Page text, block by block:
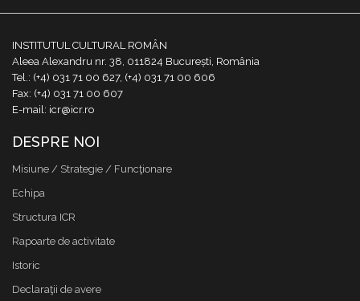
INSTITUTUL CULTURAL ROMÂN
Aleea Alexandru nr. 38, 011824 București, România
Tel.: (+4) 031 71 00 627, (+4) 031 71 00 606
Fax: (+4) 031 71 00 607
E-mail: icr@icr.ro
DESPRE NOI
Misiune / Strategie / Funcţionare
Echipa
Structura ICR
Rapoarte de activitate
Istoric
Declaraţii de avere